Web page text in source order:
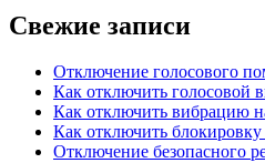
Свежие записи
Отключение голосового
Как отключить голосовой
Как отключить вибрацию
Как отключить
Отключение безопасного